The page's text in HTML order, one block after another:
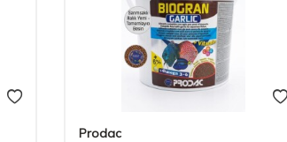
Prodac